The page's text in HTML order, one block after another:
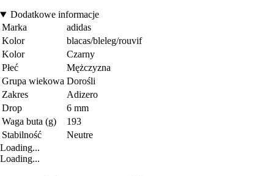
Dodatkowe informacje
Marka
adidas
Kolor
blacas/bleleg/rouvif
Kolor
Czarny
Płeć
Mężczyzna
Grupa wiekowa Dorośli
Zakres
Adizero
Drop
6 mm
Waga buta (g)
193
Stabilność
Neutre
Loading...
Loading...